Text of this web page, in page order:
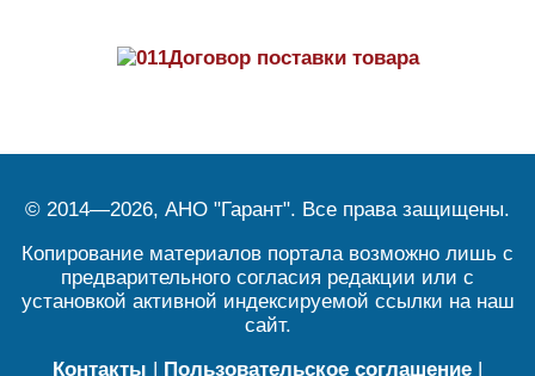
Договор поставки товара
© 2014—2026, АНО "Гарант". Все права защищены.
Копирование материалов портала возможно лишь с
предварительного согласия редакции или с
установкой активной индексируемой ссылки на наш
сайт.
Контакты | Пользовательское соглашение |